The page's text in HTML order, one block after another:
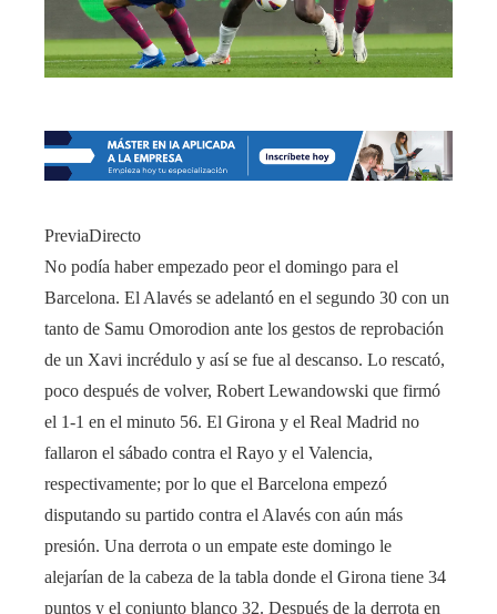
PreviaDirecto
No podía haber empezado peor el domingo para el
Barcelona. El Alavés se adelantó en el segundo 30 con un
tanto de Samu Omorodion ante los gestos de reprobación
de un Xavi incrédulo y así se fue al descanso. Lo rescató,
poco después de volver, Robert Lewandowski que firmó
el 1-1 en el minuto 56. El Girona y el Real Madrid no
fallaron el sábado contra el Rayo y el Valencia,
respectivamente; por lo que el Barcelona empezó
disputando su partido contra el Alavés con aún más
presión. Una derrota o un empate este domingo le
alejarían de la cabeza de la tabla donde el Girona tiene 34
puntos y el conjunto blanco 32. Después de la derrota en